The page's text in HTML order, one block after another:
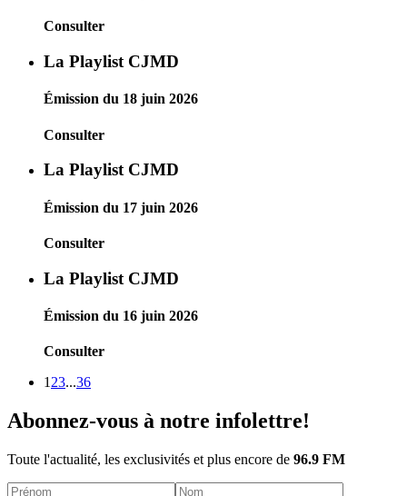
Consulter
La Playlist CJMD
Émission du 18 juin 2026
Consulter
La Playlist CJMD
Émission du 17 juin 2026
Consulter
La Playlist CJMD
Émission du 16 juin 2026
Consulter
1 23...36
Abonnez-vous à notre infolettre!
Toute l'actualité, les exclusivités et plus encore de 96.9 FM